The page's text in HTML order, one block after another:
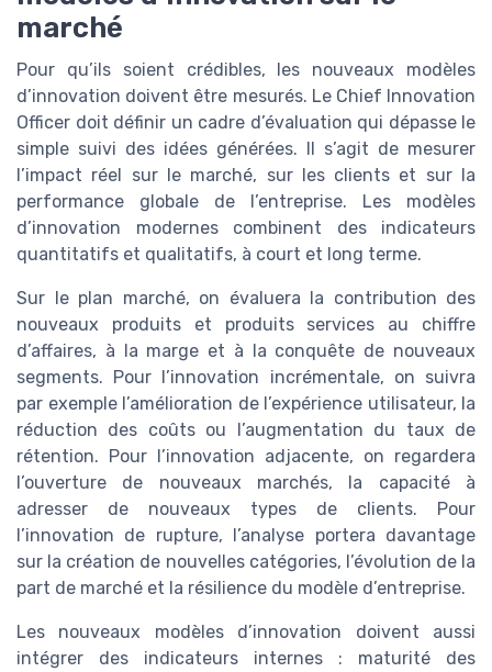
marché
Pour qu’ils soient crédibles, les nouveaux modèles
d’innovation doivent être mesurés. Le Chief Innovation
Officer doit définir un cadre d’évaluation qui dépasse le
simple suivi des idées générées. Il s’agit de mesurer
l’impact réel sur le marché, sur les clients et sur la
performance globale de l’entreprise. Les modèles
d’innovation modernes combinent des indicateurs
quantitatifs et qualitatifs, à court et long terme.
Sur le plan marché, on évaluera la contribution des
nouveaux produits et produits services au chiffre
d’affaires, à la marge et à la conquête de nouveaux
segments. Pour l’innovation incrémentale, on suivra
par exemple l’amélioration de l’expérience utilisateur, la
réduction des coûts ou l’augmentation du taux de
rétention. Pour l’innovation adjacente, on regardera
l’ouverture de nouveaux marchés, la capacité à
adresser de nouveaux types de clients. Pour
l’innovation de rupture, l’analyse portera davantage
sur la création de nouvelles catégories, l’évolution de la
part de marché et la résilience du modèle d’entreprise.
Les nouveaux modèles d’innovation doivent aussi
intégrer des indicateurs internes : maturité des
En remplissant ce formulaire, j’accepte d’être
contacté(e) à des fins commerciales par CINO at WORK ! et
ses partenaires.